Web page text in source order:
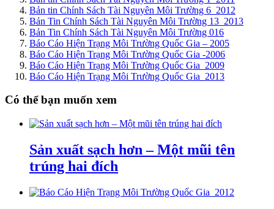
Bản tin Chính Sách Tài Nguyên Môi Trường 6_2012
Bản Tin Chính Sách Tài Nguyên Môi Trường 13_2013
Bản Tin Chính Sách Tài Nguyên Môi Trường 016
Báo Cáo Hiện Trạng Môi Trường Quốc Gia – 2005
Báo Cáo Hiện Trạng Môi Trường Quốc Gia -2006
Báo Cáo Hiện Trạng Môi Trường Quốc Gia_2009
Báo Cáo Hiện Trạng Môi Trường Quốc Gia_2013
Có thể bạn muốn xem
Sản xuất sạch hơn – Một mũi tên
trúng hai đích